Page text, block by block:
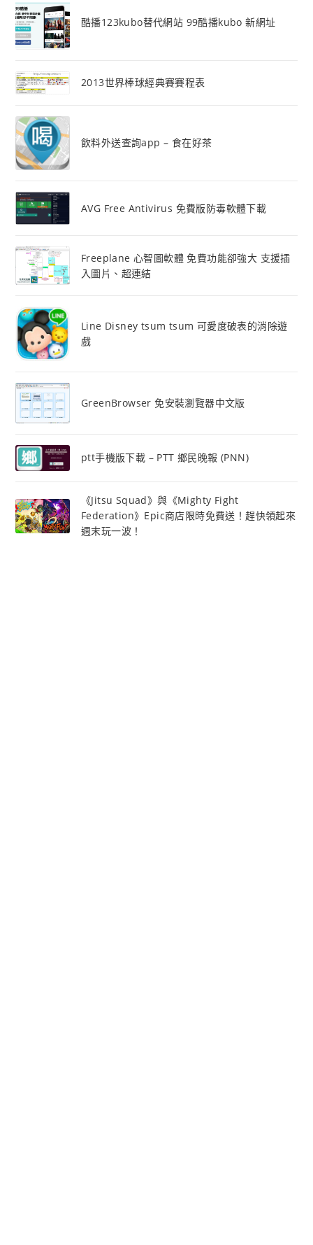
酷播123kubo替代網站 99酷播kubo 新網址
2013世界棒球經典賽賽程表
飲料外送查詢app – 食在好茶
AVG Free Antivirus 免費版防毒軟體下載
Freeplane 心智圖軟體 免費功能卻強大 支援插
入圖片、超連結
Line Disney tsum tsum 可愛度破表的消除遊
戲
GreenBrowser 免安裝瀏覽器中文版
ptt手機版下載 – PTT 鄉民晚報 (PNN)
《Jitsu Squad》與《Mighty Fight
Federation》Epic商店限時免費送！趕快領起來
週末玩一波！